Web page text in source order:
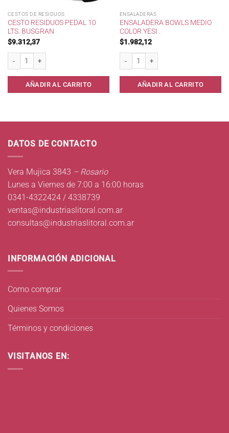
CESTOS DE RESIDUOS
CESTO RESIDUOS PEDAL 10
LTS. BUSGRAN
$9.312,37
Cesto Residuos Pedal 10 lts. Busgran cantidad
AÑADIR AL CARRITO
ENSALADERAS
ENSALADERA BOWLS MEDIO
COLOR YESI .
$1.982,12
Ensaladera Bowls Medio Color Yesi .
AÑADIR AL CARRITO
* cantidad
DATOS DE CONTACTO
Vera Mujica 3843 – Rosario
Lunes a Viernes de 7:00 a 16:00 horas
0341-4322424 / 4338739
ventas@industriaslitoral.com.ar
consultas@industriaslitoral.com.ar
INFORMACIÓN ADICIONAL
Como comprar
Quienes Somos
Términos y condiciones
VISITANOS EN: